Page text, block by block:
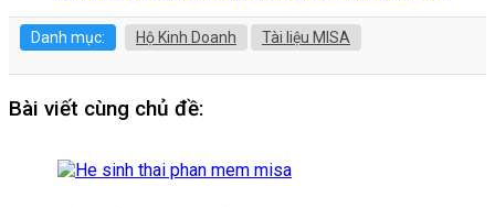
Danh mục: Hộ Kinh Doanh Tài liệu MISA
Bài viết cùng chủ đề: